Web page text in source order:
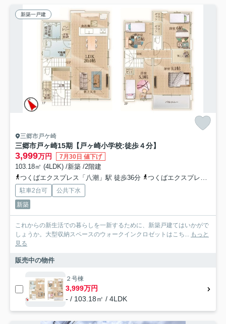
新築一戸建
三郷市戸ケ崎
三郷市戸ヶ崎15期【戸ヶ崎小学校:徒歩４分】
3,999万円 7月30日 値下げ
103.18㎡ (4LDK) /新築 /2階建
つくばエクスプレス「八潮」駅 徒歩36分
つくばエクスプレス「三郷中央」駅 徒歩37分
駐車2台可
公共下水
新築
これからの新生活での暮らしを一新するために、新築戸建てはいかがで
しょうか。大型収納スペースのウォークインクロゼットはこち... もっと
見る
販売中の物件
２号棟
3,999万円
- / 103.18㎡ / 4LDK